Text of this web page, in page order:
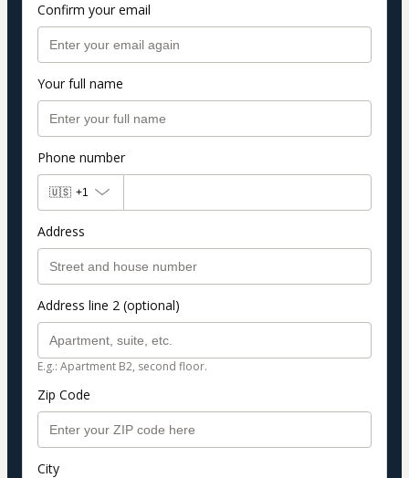
Confirm your email
Your full name
Phone number
🇺🇸 +1
Address
Address line 2 (optional)
E.g.: Apartment B2, second floor.
Zip Code
City